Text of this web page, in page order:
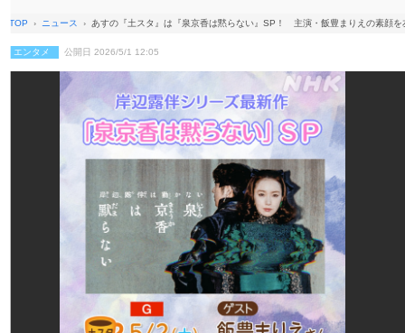
TOP ニュース あすの『土スタ』は『泉京香は黙らない』SP！ 主演・飯豊まりえの素顔を
エンタメ 公開日 2026/5/1 12:05